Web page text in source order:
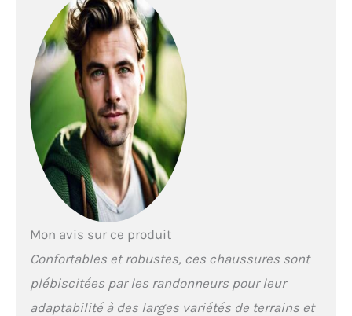
Mon avis sur ce produit
Confortables et robustes, ces chaussures sont
plébiscitées par les randonneurs pour leur
adaptabilité à des larges variétés de terrains et